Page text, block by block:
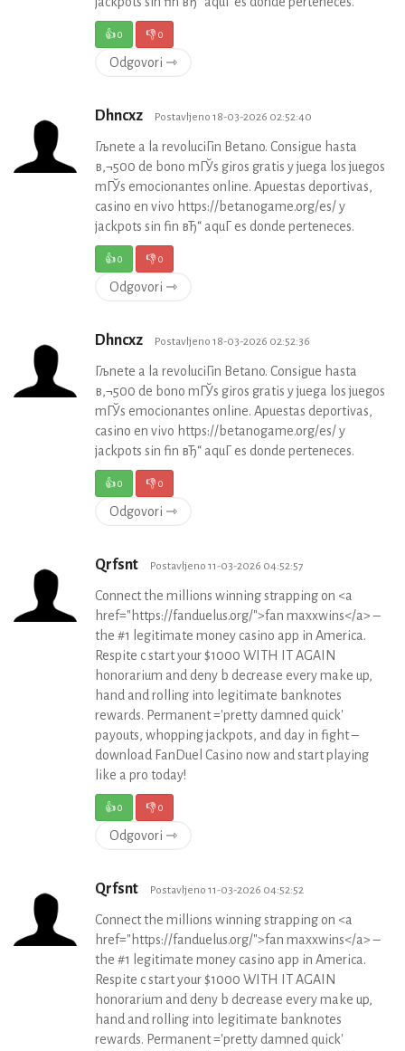
👍0 👎0
Odgovori ⇾
Dhncxz Postavljeno 18-03-2026 02:52:40
Гљnete a la revoluciГіn Betano. Consigue hasta
в‚¬500 de bono mГЎs giros gratis y juega los juegos
mГЎs emocionantes online. Apuestas deportivas,
casino en vivo https://betanogame.org/es/ y
jackpots sin fin вЂ“ aquГ­ es donde perteneces.
👍0 👎0
Odgovori ⇾
Dhncxz Postavljeno 18-03-2026 02:52:36
Гљnete a la revoluciГіn Betano. Consigue hasta
в‚¬500 de bono mГЎs giros gratis y juega los juegos
mГЎs emocionantes online. Apuestas deportivas,
casino en vivo https://betanogame.org/es/ y
jackpots sin fin вЂ“ aquГ­ es donde perteneces.
👍0 👎0
Odgovori ⇾
Qrfsnt Postavljeno 11-03-2026 04:52:57
Connect the millions winning strapping on <a
href="https://fanduelus.org/">fan maxxwins</a> –
the #1 legitimate money casino app in America.
Respite c start your $1000 WITH IT AGAIN
honorarium and deny b decrease every make up,
hand and rolling into legitimate banknotes
rewards. Permanent ='pretty damned quick'
payouts, whopping jackpots, and day in fight –
download FanDuel Casino now and start playing
like a pro today!
👍0 👎0
Odgovori ⇾
Qrfsnt Postavljeno 11-03-2026 04:52:52
Connect the millions winning strapping on <a
href="https://fanduelus.org/">fan maxxwins</a> –
the #1 legitimate money casino app in America.
Respite c start your $1000 WITH IT AGAIN
honorarium and deny b decrease every make up,
hand and rolling into legitimate banknotes
rewards. Permanent ='pretty damned quick'